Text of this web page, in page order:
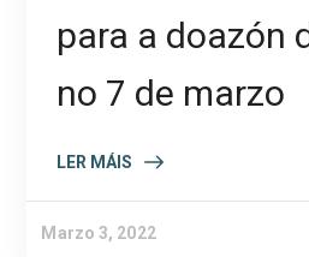
para a doazón
no 7 de marzo
LER MÁIS
Marzo 3, 2022